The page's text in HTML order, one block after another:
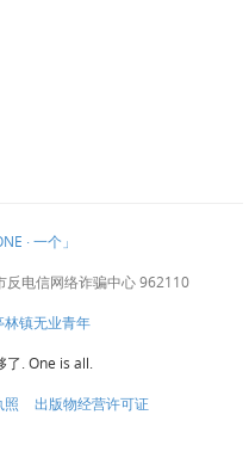
· 一个」
反电信网络诈骗中心 962110
林镇无业青年
了. One is all.
照 出版物经营许可证